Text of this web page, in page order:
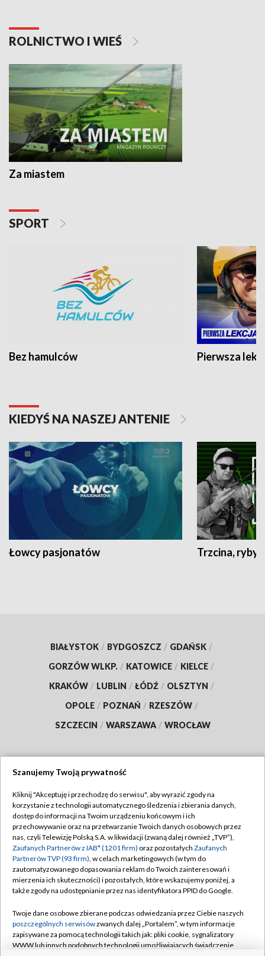
ROLNICTWO I WIEŚ
Za miastem
SPORT
Bez hamulców Pierwsza
KIEDYŚ NA NASZEJ ANTENIE
Łowcy pasjonatów Trzcina, ryby
BIAŁYSTOK / BYDGOSZCZ / GDAŃSK /
GORZÓW WLKP. / KATOWICE / KIELCE /
KRAKÓW / LUBLIN / ŁÓDŹ / OLSZTYN /
OPOLE / POZNAŃ / RZESZÓW /
SZCZECIN / WARSZAWA / WROCŁAW
TVP
Abonament TVP
Emisja w TVP
Centrum informacji TVP
Naziemna Telewizja Cyfrowa
Rada Programowa
System NOS
Regulamin TVP
Polityka prywatności
Moje zgody
Pomoc
Kontakt
Szanujemy Twoją prywatność
Kliknij "Akceptuję i przechodzę do serwisu", aby wyrazić zgody na
korzystanie z technologii automatycznego śledzenia i zbierania danych,
dostęp do informacji na Twoim urządzeniu końcowym i ich
przechowywanie oraz na przetwarzanie Twoich danych osobowych przez
nas, czyli Telewizję Polską S.A. w likwidacji (zwaną dalej również „TVP”),
Zaufanych Partnerów z IAB* (1201 firm) oraz pozostałych Zaufanych
Partnerów TVP (93 firm), w celach marketingowych (w tym do
zautomatyzowanego dopasowania reklam do Twoich zainteresowań i
mierzenia ich skuteczności) i pozostałych, które wskazujemy poniżej, a
także zgody na udostępnianie przez nas identyfikatora PPID do Google.
Twoje dane osobowe zbierane podczas odwiedzania przez Ciebie naszych
poszczególnych serwisówzwanych dalej „Portalem”, w tym informacje
zapisywane za pomocą technologii takich jak: pliki cookie, sygnalizatory
WWW lub innych podobnych technologii umożliwiających świadczenie